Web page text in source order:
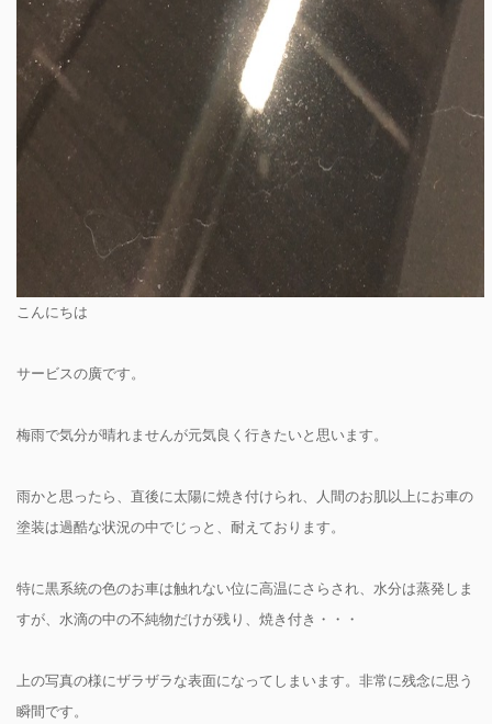
こんにちは
サービスの廣です。
梅雨で気分が晴れませんが元気良く行きたいと思います。
雨かと思ったら、直後に太陽に焼き付けられ、人間のお肌以上にお車の
塗装は過酷な状況の中でじっと、耐えております。
特に黒系統の色のお車は触れない位に高温にさらされ、水分は蒸発しま
すが、水滴の中の不純物だけが残り、焼き付き・・・
上の写真の様にザラザラな表面になってしまいます。非常に残念に思う
瞬間です。